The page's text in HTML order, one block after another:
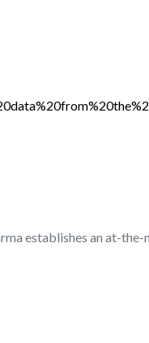
establishes an at-